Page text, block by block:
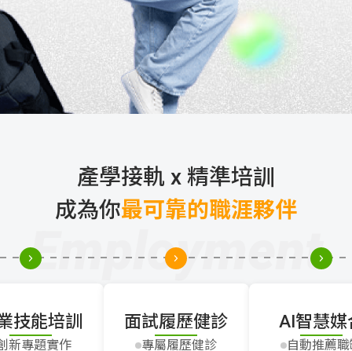
產學接軌 x 精準培訓
成為你最可靠的職涯夥伴
Employment
技能培訓
新專題實作
面試履歷健診
專屬履歷健診
AI智慧媒
自動推薦